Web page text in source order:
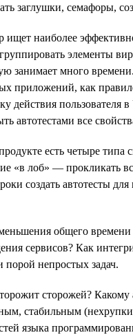
заглушки, семафоры,
наиболее
элементы
занимает много
приложений, как
пользователя
автотестами все
есть четыре типа
«в лоб» — прокликать
создать автотесты
общего
сервисов? Как
порой непростых задач.
сторожей?
стабильным
языка